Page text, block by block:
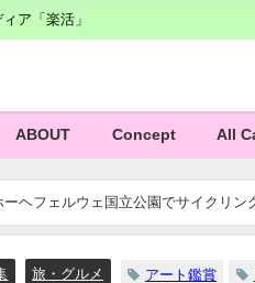
ア「楽活」
ABOUT Concept All
ーヘフェルウェ国立公園でサイクリン
旅・グルメ アート鑑賞